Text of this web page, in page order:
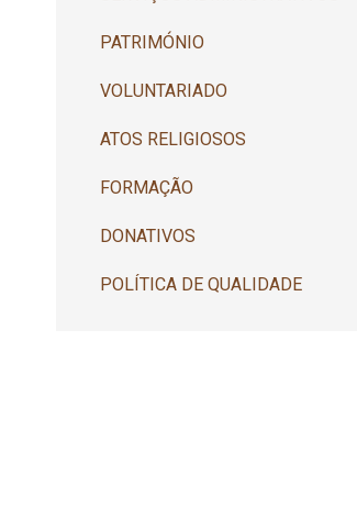
PATRIMÓNIO
VOLUNTARIADO
ATOS RELIGIOSOS
FORMAÇÃO
DONATIVOS
POLÍTICA DE QUALIDADE